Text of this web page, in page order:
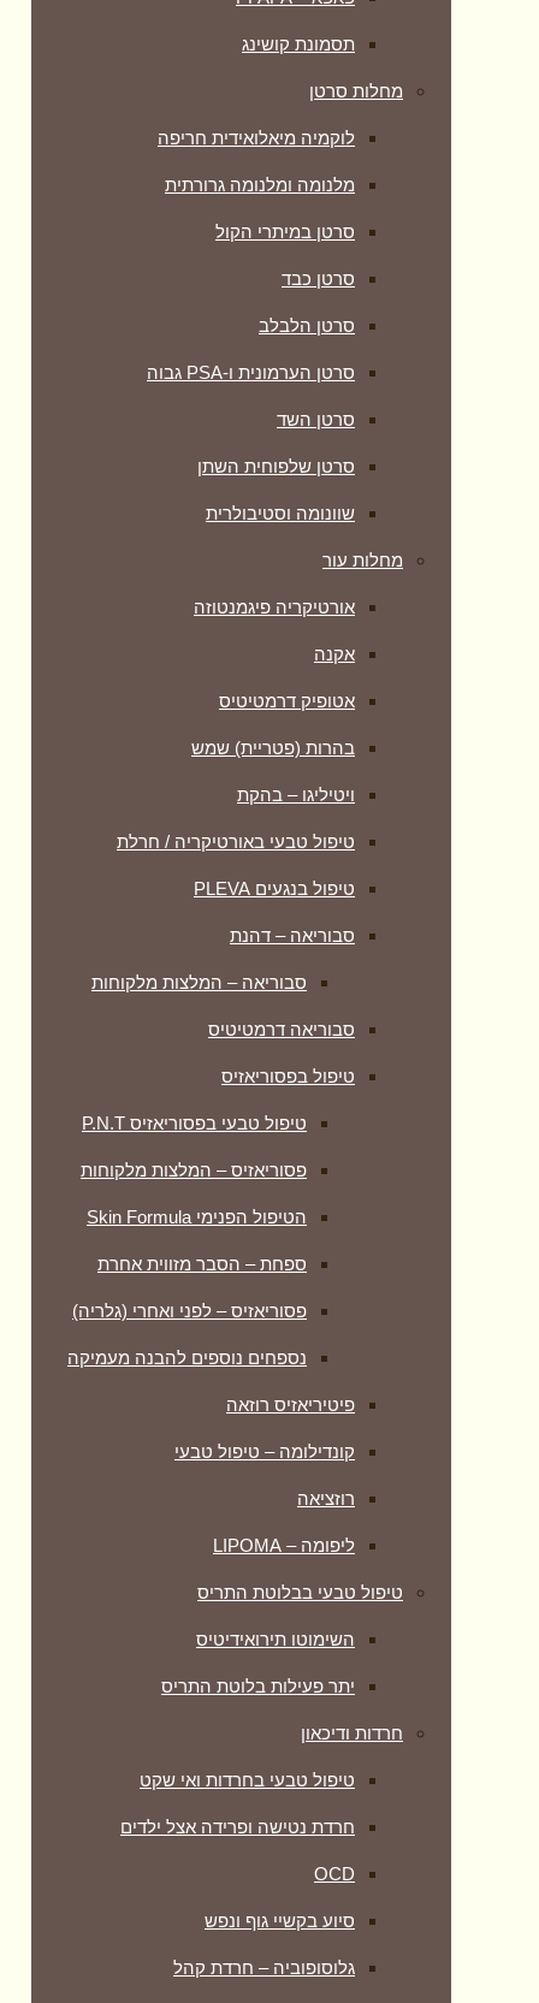
תסמונת קושינג
מחלות סרטן
לוקמיה מיאלואידית חריפה
מלנומה ומלנומה גרורתית
סרטן במיתרי הקול
סרטן כבד
סרטן הלבלב
סרטן הערמונית ו-PSA גבוה
סרטן השד
סרטן שלפוחית השתן
שוונומה וסטיבולרית
מחלות עור
אורטיקריה פיגמנטוזה
אקנה
אטופיק דרמטיטיס
בהרות (פטריית) שמש
ויטיליגו – בהקת
טיפול טבעי באורטיקריה / חרלת
טיפול בנגעים PLEVA
סבוריאה – דהנת
סבוריאה – המלצות מלקוחות
סבוריאה דרמטיטיס
טיפול בפסוריאזיס
טיפול טבעי בפסוריאזיס P.N.T
פסוריאזיס – המלצות מלקוחות
הטיפול הפנימי Skin Formula
ספחת – הסבר מזווית אחרת
פסוריאזיס – לפני ואחרי (גלריה)
נספחים נוספים להבנה מעמיקה
פיטיריאזיס רוזאה
קונדילומה – טיפול טבעי
רוזציאה
ליפומה – LIPOMA
טיפול טבעי בבלוטת התריס
השימוטו תירואידיטיס
יתר פעילות בלוטת התריס
חרדות ודיכאון
טיפול טבעי בחרדות ואי שקט
חרדת נטישה ופרידה אצל ילדים
OCD
סיוע בקשיי גוף ונפש
גלוסופוביה – חרדת קהל